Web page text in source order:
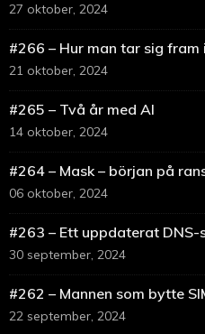
27 oktober, 2024
#266 – Hur man tar sig
21 oktober, 2024
#265 – Två år med AI
14 oktober, 2024
#264 – Mask – början på
06 oktober, 2024
#263 – Ett uppdaterat DNS-
30 september, 2024
#262 – Mannen som bytte
22 september, 2024